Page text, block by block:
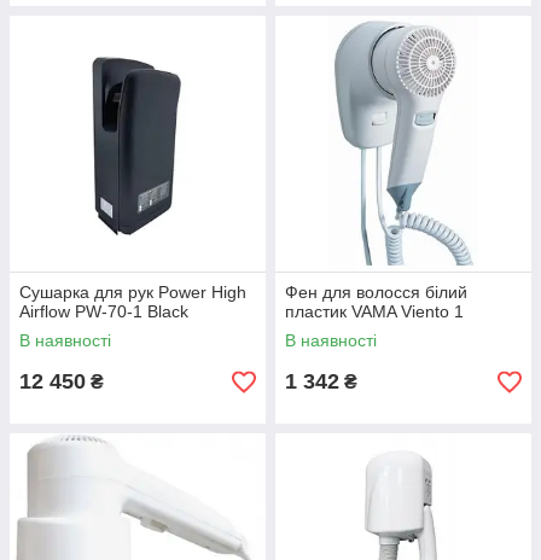
Сушарка для рук Power High
Airflow PW-70-1 Black
В наявності
12 450 ₴
Фен для волосся білий
пластик VAMA Viento 1
В наявності
1 342 ₴